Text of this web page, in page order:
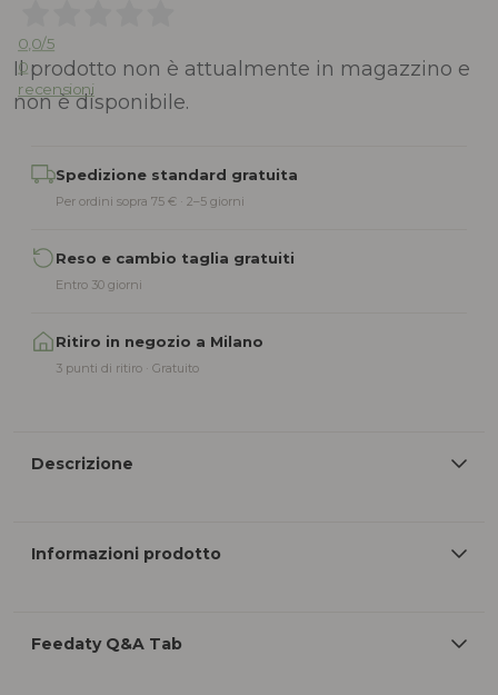
0,0/5
0
recensioni
Il prodotto non è attualmente in magazzino e
non è disponibile.
Spedizione standard gratuita
Per ordini sopra 75 € · 2–5 giorni
Reso e cambio taglia gratuiti
Entro 30 giorni
Ritiro in negozio a Milano
3 punti di ritiro · Gratuito
Descrizione
Informazioni prodotto
Feedaty Q&A Tab